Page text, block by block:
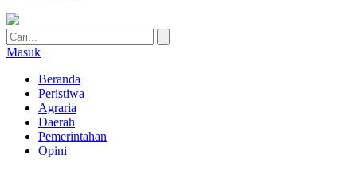
Masuk
Beranda
Peristiwa
Agraria
Daerah
Pemerintahan
Opini